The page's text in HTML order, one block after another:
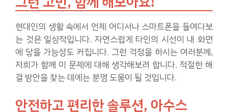
현대인의 생활 속에서 언제 어디서나 스마트폰을 들여다보
는 것은 일상적입니다. 자연스럽게 타인의 시선이 내 화면
에 닿을 가능성도 커집니다. 그런 걱정을 하시는 여러분께,
저희가 함께 이 문제에 대해 생각해보려 합니다. 적절한 해
결 방안을 찾는 데에는 분명 도움이 될 것입니다.
안전하고 편리한 솔루션, 아수스